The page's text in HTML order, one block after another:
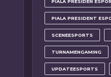
PIALA PRESIDEN
PIALA PRESIDENT
SCENEESPORTS
TURNAMENGAMING
UPDATEESPORTS